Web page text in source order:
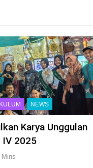
NEWS
Karya Unggulan
IV 2025
Mins